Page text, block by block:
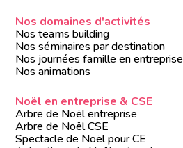
Nos domaines d'activités
Nos teams building
Nos séminaires par destination
Nos journées famille en entreprise
Nos animations
Noël en entreprise & CSE
Arbre de Noël entreprise
Arbre de Noël CSE
Spectacle de Noël pour CE